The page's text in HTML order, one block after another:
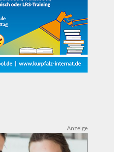
Anzeige